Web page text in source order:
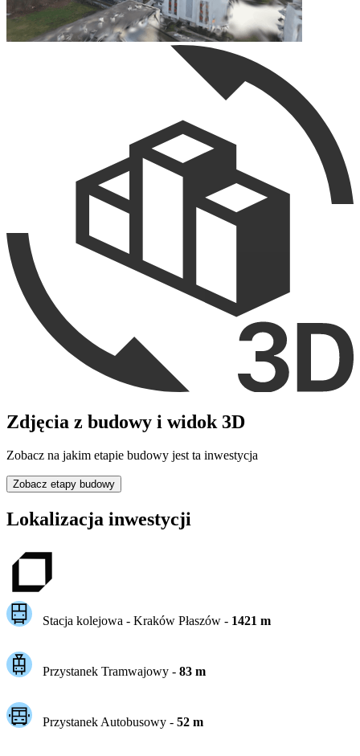
Zdjęcia z budowy i widok 3D
Zobacz na jakim etapie budowy jest ta inwestycja
Zobacz etapy budowy
Lokalizacja inwestycji
Stacja kolejowa - Kraków Płaszów- 1421 m
Przystanek Tramwajowy - 83m
Przystanek Autobusowy - 52m